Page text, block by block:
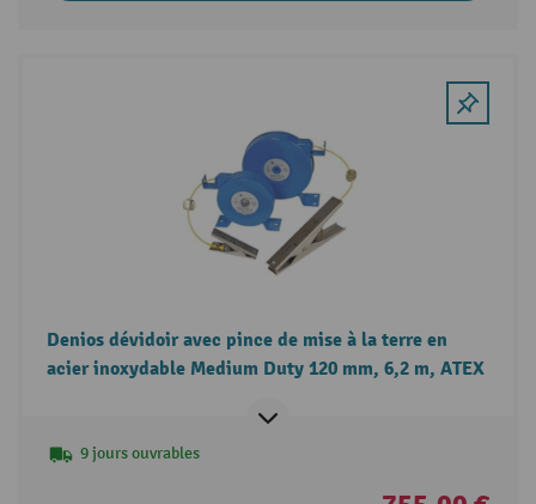
Denios dévidoir avec pince de mise à la terre en
acier inoxydable Medium Duty 120 mm, 6,2 m, ATEX
9 jours ouvrables